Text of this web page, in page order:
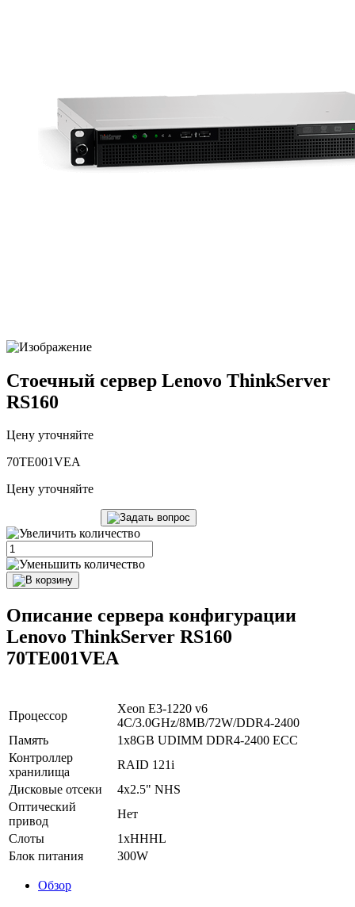
Стоечный сервер Lenovo ThinkServer
RS160
Цену уточняйте
70TE001VEA
Цену уточняйте
Описание сервера конфигурации
Lenovo ThinkServer RS160
70TE001VEA
Процессор
Xeon E3-1220 v6
4C/3.0GHz/8MB/72W/DDR4-2400
Память
1x8GB UDIMM DDR4-2400 ECC
Контроллер
хранилища
RAID 121i
Дисковые отсеки
4x2.5" NHS
Оптический
привод
Нет
Слоты
1xHHHL
Блок питания
300W
Обзор